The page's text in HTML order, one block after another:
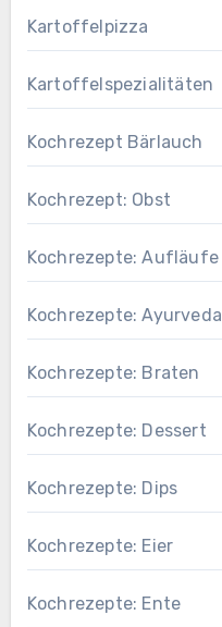
Kartoffelpizza
Kartoffelspezialitäten
Kochrezept Bärlauch
Kochrezept: Obst
Kochrezepte: Aufläufe
Kochrezepte: Ayurveda
Kochrezepte: Braten
Kochrezepte: Dessert
Kochrezepte: Dips
Kochrezepte: Eier
Kochrezepte: Ente